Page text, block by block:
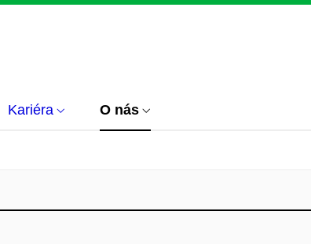
Kariéra O nás